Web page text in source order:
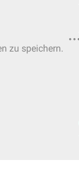
zu speichern.